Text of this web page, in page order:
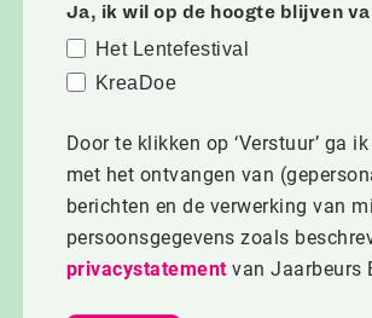
Ja, ik wil op de hoogte blijven
Het Lentefestival
KreaDoe
Door te klikken op ‘Verstuur’ ga
met het ontvangen van
berichten en de verwerking van
persoonsgegevens zoals
privacystatementvan Jaarbeurs